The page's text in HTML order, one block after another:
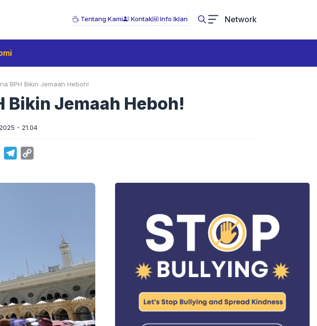
Tentang Kami Kontak Info Iklan Network
BPH Bikin Jemaah Heboh!
Bikin Jemaah Heboh!
- 21.04
Telegram